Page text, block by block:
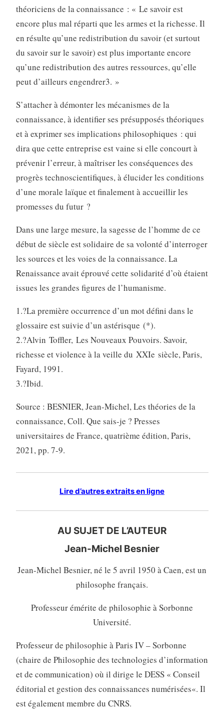
théoriciens de la connaissance : « Le savoir est
encore plus mal réparti que les armes et la richesse. Il
en résulte qu’une redistribution du savoir (et surtout
du savoir sur le savoir) est plus importante encore
qu’une redistribution des autres ressources, qu’elle
peut d’ailleurs engendrer3. »
S’attacher à démonter les mécanismes de la
connaissance, à identifier ses présupposés théoriques
et à exprimer ses implications philosophiques : qui
dira que cette entreprise est vaine si elle concourt à
prévenir l’erreur, à maîtriser les conséquences des
progrès technoscientifiques, à élucider les conditions
d’une morale laïque et finalement à accueillir les
promesses du futur ?
Dans une large mesure, la sagesse de l’homme de ce
début de siècle est solidaire de sa volonté d’interroger
les sources et les voies de la connaissance. La
Renaissance avait éprouvé cette solidarité d’où étaient
issues les grandes figures de l’humanisme.
1.?La première occurrence d’un mot défini dans le
glossaire est suivie d’un astérisque (*).
2.?Alvin Toffler, Les Nouveaux Pouvoirs. Savoir,
richesse et violence à la veille du XXIe siècle, Paris,
Fayard, 1991.
3.?Ibid.
Source : BESNIER, Jean-Michel, Les théories de la
connaissance, Coll. Que sais-je ? Presses
universitaires de France, quatrième édition, Paris,
2021, pp. 7-9.
Lire d’autres extraits en ligne
AU SUJET DE L’AUTEUR
Jean-Michel Besnier
Jean-Michel Besnier, né le 5 avril 1950 à Caen, est un
philosophe français.
Professeur émérite de philosophie à Sorbonne
Université.
Professeur de philosophie à Paris IV – Sorbonne
(chaire de Philosophie des technologies d’information
et de communication) où il dirige le DESS « Conseil
éditorial et gestion des connaissances numérisées«. Il
est également membre du CNRS.